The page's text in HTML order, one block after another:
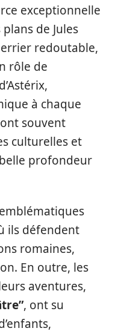
exceptionnelle
de Jules
redoutable,
rôle de
à chaque
souvent
culturelles et
profondeur
ils défendent
romaines,
En outre, les
aventures,
, ont su